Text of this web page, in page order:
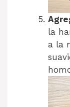
la
a la